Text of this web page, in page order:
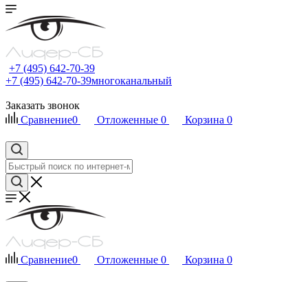
+7 (495) 642-70-39
+7 (495) 642-70-39многоканальный
Заказать звонок
Сравнение0 Отложенные 0 Корзина 0
Сравнение0 Отложенные 0 Корзина 0